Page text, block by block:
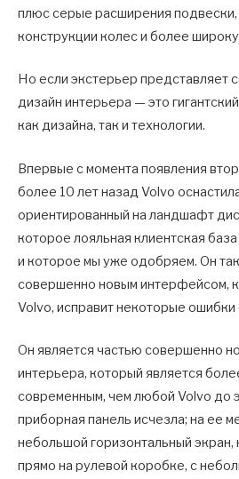
плюс серые расширения подвески,
конструкции колес и более
Но если экстерьер представляет
дизайн интерьера — это
как дизайна, так и технологии.
Впервые с момента появления
более 10 лет назад Volvo
ориентированный на ландшафт
которое лояльная клиентская
и которое мы уже одобряем. Он
совершенно новым интерфейсом,
Volvo, исправит некоторые
Он является частью совершенно
интерьера, который является
современным, чем любой Volvo до
приборная панель исчезла; на ее
небольшой горизонтальный экран,
прямо на рулевой коробке, с